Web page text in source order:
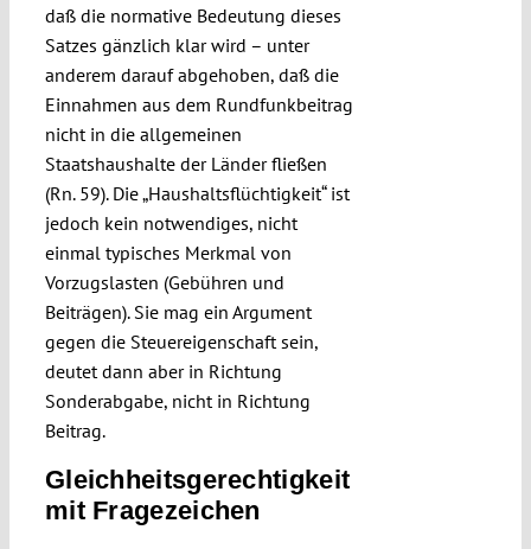
daß die normative Bedeutung dieses
Satzes gänzlich klar wird – unter
anderem darauf abgehoben, daß die
Einnahmen aus dem Rundfunkbeitrag
nicht in die allgemeinen
Staatshaushalte der Länder fließen
(Rn. 59). Die „Haushaltsflüchtigkeit“ ist
jedoch kein notwendiges, nicht
einmal typisches Merkmal von
Vorzugslasten (Gebühren und
Beiträgen). Sie mag ein Argument
gegen die Steuereigenschaft sein,
deutet dann aber in Richtung
Sonderabgabe, nicht in Richtung
Beitrag.
Gleichheitsgerechtigkeit
mit Fragezeichen